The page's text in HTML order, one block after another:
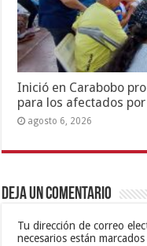
Inició en Carabobo
para los afectados
agosto 6, 2026
Deja un comentario
Tu dirección de correo
necesarios están